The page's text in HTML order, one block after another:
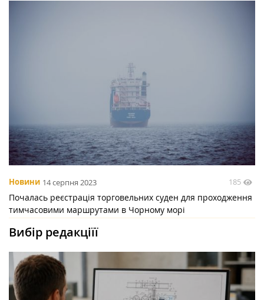
Новини 14 серпня 2023 185
Почалась реєстрація торговельних суден для проходження
тимчасовими маршрутами в Чорному морі
Вибір редакціїї